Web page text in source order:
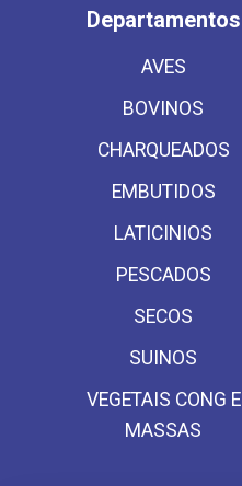
Departamentos
AVES
BOVINOS
CHARQUEADOS
EMBUTIDOS
LATICINIOS
PESCADOS
SECOS
SUINOS
VEGETAIS CONG E
MASSAS